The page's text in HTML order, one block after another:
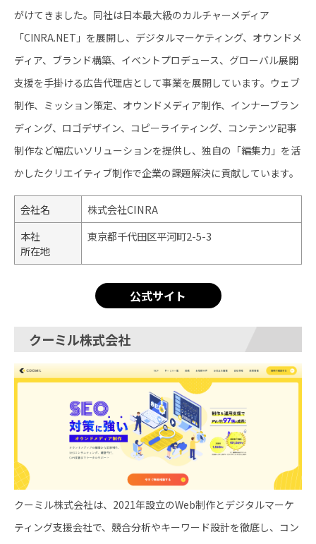
がけてきました。同社は日本最大級のカルチャーメディア
「CINRA.NET」を展開し、デジタルマーケティング、オウンドメ
ディア、ブランド構築、イベントプロデュース、グローバル展開
支援を手掛ける広告代理店として事業を展開しています。ウェブ
制作、ミッション策定、オウンドメディア制作、インナーブラン
ディング、ロゴデザイン、コピーライティング、コンテンツ記事
制作など幅広いソリューションを提供し、独自の「編集力」を活
かしたクリエイティブ制作で企業の課題解決に貢献しています。
会社名
株式会社CINRA
本社
所在地
東京都千代田区平河町2-5-3
公式サイト
クーミル株式会社
クーミル株式会社は、2021年設立のWeb制作とデジタルマーケ
ティング支援会社で、競合分析やキーワード設計を徹底し、コン